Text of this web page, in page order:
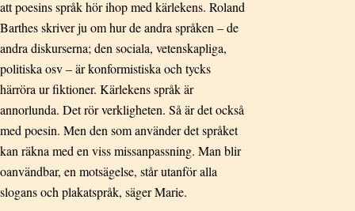
att poesins språk hör ihop med kärlekens. Roland
Barthes skriver ju om hur de andra språken – de
andra diskurserna; den sociala, vetenskapliga,
politiska osv – är konformistiska och tycks
härröra ur fiktioner. Kärlekens språk är
annorlunda. Det rör verkligheten. Så är det också
med poesin. Men den som använder det språket
kan räkna med en viss missanpassning. Man blir
oanvändbar, en motsägelse, står utanför alla
slogans och plakatspråk, säger Marie.